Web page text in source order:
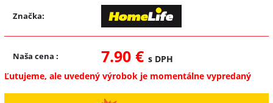
Značka:
Naša cena : 7.90 € s DPH
Ľutujeme, ale uvedený výrobok je momentálne vypredaný